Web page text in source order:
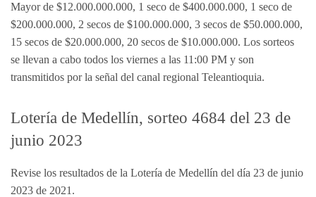
Mayor de $12.000.000.000, 1 seco de $400.000.000, 1 seco de
$200.000.000, 2 secos de $100.000.000, 3 secos de $50.000.000,
15 secos de $20.000.000, 20 secos de $10.000.000. Los sorteos
se llevan a cabo todos los viernes a las 11:00 PM y son
transmitidos por la señal del canal regional Teleantioquia.
Lotería de Medellín, sorteo 4684 del 23 de
junio 2023
Revise los resultados de la Lotería de Medellín del día 23 de junio
2023 de 2021.